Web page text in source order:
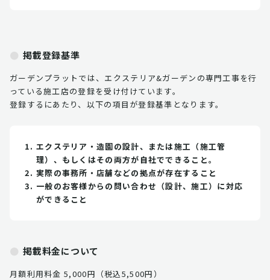
掲載登録基準
ガーデンプラットでは、エクステリア&ガーデンの専門工事を行
っている施工店の登録を受け付けています。
登録するにあたり、以下の項目が登録基準となります。
エクステリア・造園の設計、または施工（施工管
理）、もしくはその両方が自社でできること。
実際の事務所・店舗などの拠点が存在すること
一般のお客様からの問い合わせ（設計、施工）に対応
ができること
掲載料金について
月額利用料金 5,000円（税込5,500円）